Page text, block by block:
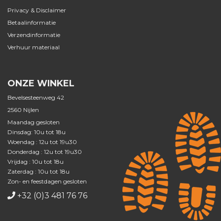
Privacy & Disclaimer
Betaalinformatie
Verzendinformatie
Verhuur materiaal
ONZE WINKEL
Bevelsesteenweg 42
2560 Nijlen
Maandag gesloten
Dinsdag: 10u tot 18u
Woendag : 12u tot 19u30
Donderdag : 12u tot 19u30
Vrijdag : 10u tot 18u
Zaterdag : 10u tot 18u
Zon- en feestdagen gesloten
+32 (0)3 481 76 76